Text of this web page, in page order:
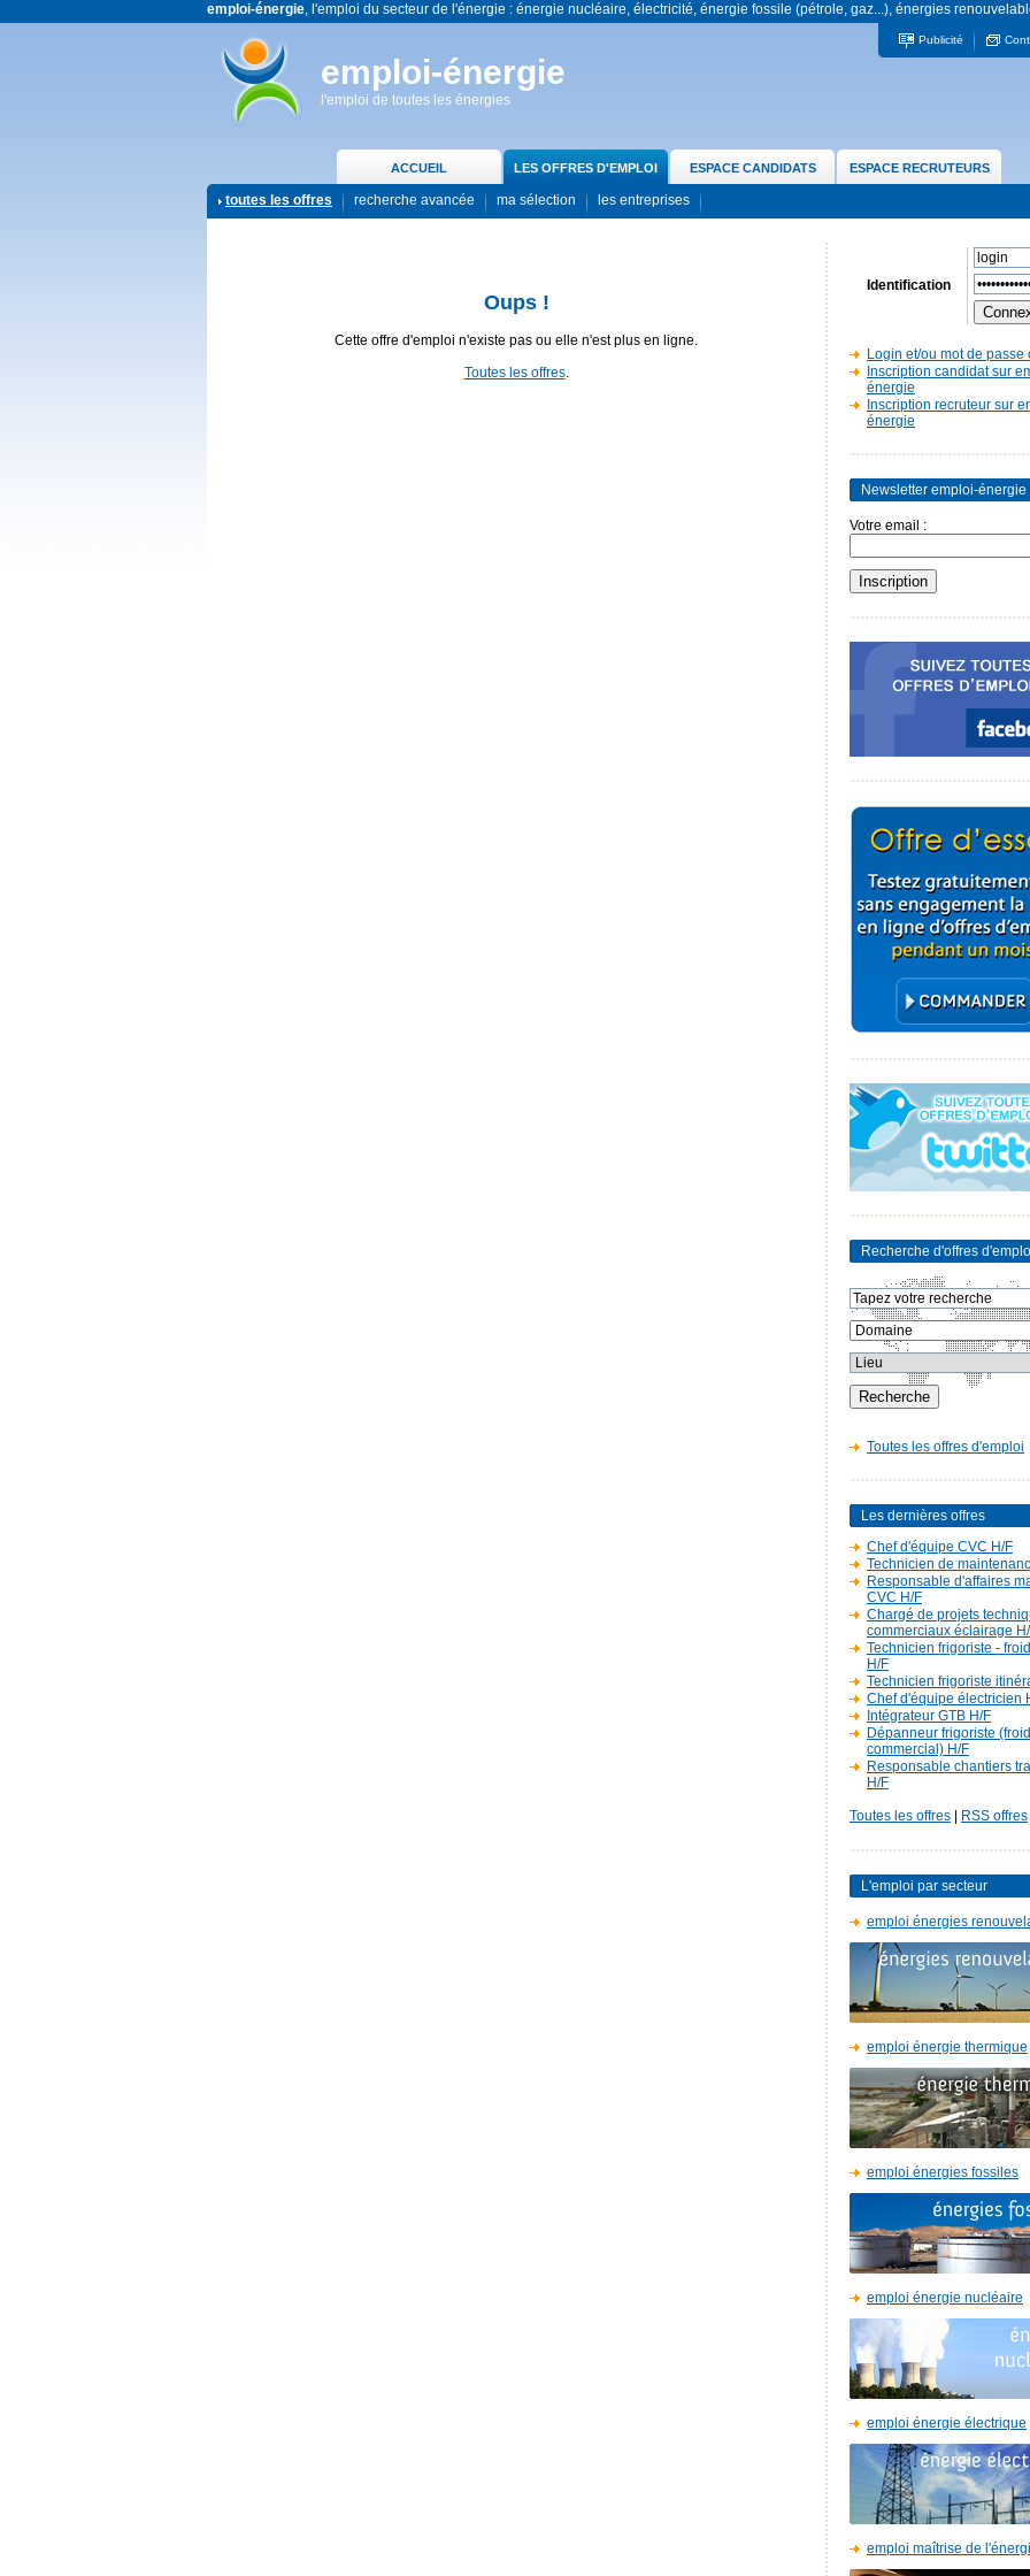
emploi-énergie, l'emploi du secteur de l'énergie : énergie nucléaire, électricité, énergie fossile (pétrole, gaz...), énergies
emploi-énergie
l'emploi de toutes les énergies
Publicité
ACCUEIL LES OFFRES D'EMPLOI ESPACE CANDIDATS ESPACE RECRUTEURS
toutes les offres recherche avancée ma sélection les entreprises
Oups !
Cette offre d'emploi n'existe pas ou elle n'est plus en ligne.
Toutes les offres.
Identification
Login et/ou mot de passe
Inscription candidat sur
énergie
Inscription recruteur sur
énergie
Newsletter emploi-énergie
Votre email :
Recherche d'offres
Toutes les offres d'emploi
Les dernières offres
Chef d'équipe CVC H/F
Technicien de
Responsable d'affaires
CVC H/F
Chargé de projets
commerciaux éclairage
Technicien frigoriste -
H/F
Technicien frigoriste
Chef d'équipe électricien
Intégrateur GTB H/F
Dépanneur frigoriste (froid
commercial) H/F
Responsable chantiers
H/F
Toutes les offres RSS offres
L'emploi par secteur
emploi énergies
emploi énergie thermique
emploi énergies fossiles
emploi énergie nucléaire
emploi énergie électrique
emploi maîtrise de